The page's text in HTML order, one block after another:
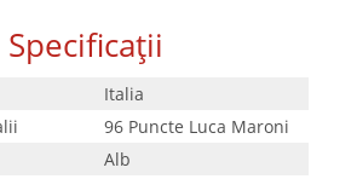
Specificații
Italia
96 Puncte Luca Maroni
Alb